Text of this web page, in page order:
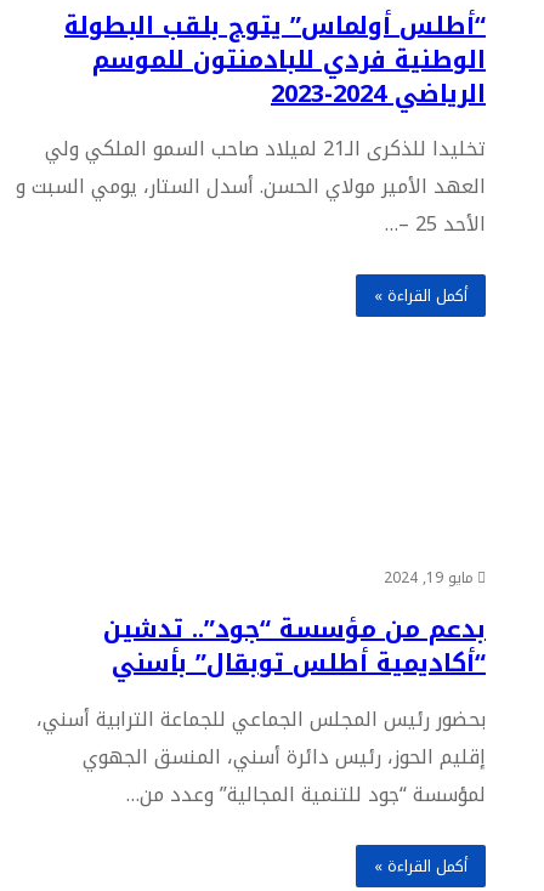
“أطلس أولماس” يتوج بلقب البطولة
الوطنية فردي للبادمنتون للموسم
الرياضي 2024-2023
تخليدا للذكرى الـ21 لميلاد صاحب السمو الملكي ولي
العهد الأمير مولاي الحسن. أسدل الستار، يومي السبت و
الأحد 25 –…
أكمل القراءة »
مايو 19, 2024
بدعم من مؤسسة “جود”.. تدشين
“أكاديمية أطلس توبقال” بأسني
بحضور رئيس المجلس الجماعي للجماعة الترابية أسني،
إقليم الحوز، رئيس دائرة أسني، المنسق الجهوي
لمؤسسة “جود للتنمية المجالية” وعدد من…
أكمل القراءة »